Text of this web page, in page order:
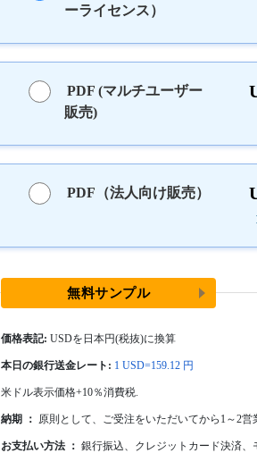
ーライセンス）
PDF (マルチユーザー
販売)
PDF（法人向け販売）
無料サンプル
価格表記: USDを日本円(税抜)に換算
本日の銀行送金レート: 1 USD=159.12 円
米ドル表示価格+10％消費税.
納期 ： 原則として、ご受注をいただいてから1～2
お支払い方法 ： 銀行振込、クレジットカード決済、